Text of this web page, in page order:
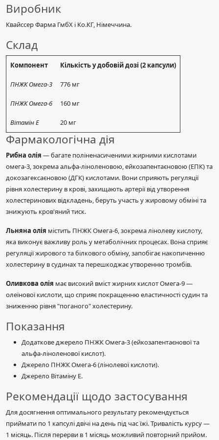
Виробник
Квайссер Фарма ГмбХ і Ко.КГ, Німеччина.
Склад
Компонент Кількість у добовій дозі (2 капсули)
ПНЖК Омега-3 776 мг
ПНЖК Омега-6 160 мг
Вітамін Е 20 мг
Фармакологічна дія
Рибна олія — багате поліненасиченими жирними кислотами
омега-3, зокрема альфа-ліноленовою, ейкозапентаєновою (ЕПК) та
докозагексаєновою (ДГК) кислотами. Вони сприяють регуляції
рівня холестерину в крові, захищають артерії від утворення
холестеринових відкладень, беруть участь у жировому обміні та
знижують кров'яний тиск.
Льняна олія містить ПНЖК Омега-6, зокрема лінолеву кислоту,
яка виконує важливу роль у метаболічних процесах. Вона сприяє
регуляції жирового та білкового обміну, запобігає накопиченню
холестерину в судинах та перешкоджає утворенню тромбів.
Оливкова олія має високий вміст жирних кислот Омега-9 —
олеїнової кислоти, що сприяє покращенню еластичності судин та
зниженню рівня "поганого" холестерину.
Показання
Додаткове джерело ПНЖК Омега-3 (ейкозапентаєнової та
альфа-ліноленової кислот).
Джерело ПНЖК Омега-6 (лінолевої кислоти).
Джерело Вітаміну Е.
Рекомендації щодо застосування
Для досягнення оптимального результату рекомендується
приймати по 1 капсулі двічі на день під час їжі. Тривалість курсу —
1 місяць. Після перерви в 1 місяць можливий повторний прийом.